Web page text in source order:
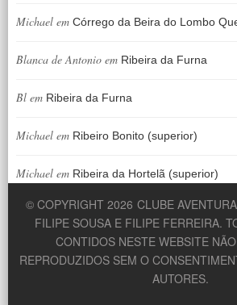
Michael em Córrego da Beira do Lombo
Blanca de Antonio em Ribeira da Furna
Bl em Ribeira da Furna
Michael em Ribeiro Bonito (superior)
Michael em Ribeira da Hortelã (superior)
© COPYRIGHT 2026 CLUBE
FILIPE SOUSA E FILIPE FERREIRA.
CONTIDOS NESTE WEBSITE
REPRODUZIDOS SEM O
AUTORES.